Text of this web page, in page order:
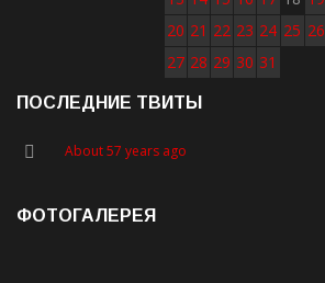
20 21 22 23 24 25 26
27 28 29 30 31
ПОСЛЕДНИЕ ТВИТЫ
About 57 years ago
ФОТОГАЛЕРЕЯ